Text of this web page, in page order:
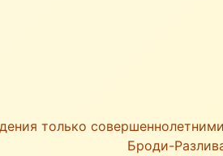
только
Броди-